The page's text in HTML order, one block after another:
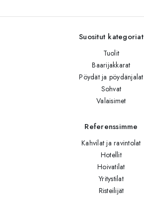
Suositut kategoriat
Tuolit
Baarijakkarat
Pöydät ja pöydänjalat
Sohvat
Valaisimet
Referenssimme
Kahvilat ja ravintolat
Hotellit
Hoivatilat
Yritystilat
Risteilijät